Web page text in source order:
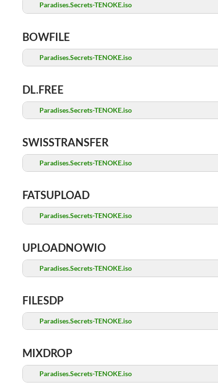
Paradises.Secrets-TENOKE.iso
BOWFILE
Paradises.Secrets-TENOKE.iso
DL.FREE
Paradises.Secrets-TENOKE.iso
SWISSTRANSFER
Paradises.Secrets-TENOKE.iso
FATSUPLOAD
Paradises.Secrets-TENOKE.iso
UPLOADNOWIO
Paradises.Secrets-TENOKE.iso
FILESDP
Paradises.Secrets-TENOKE.iso
MIXDROP
Paradises.Secrets-TENOKE.iso